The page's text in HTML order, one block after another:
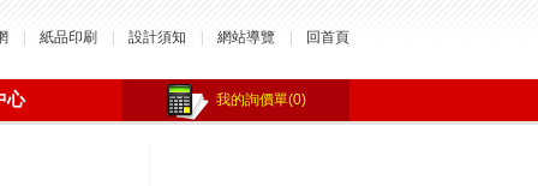
紙品印刷 設計須知 網站導覽 回首頁
心 我的詢價單(0)